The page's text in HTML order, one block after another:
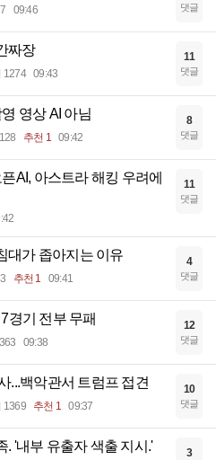
09:46 댓글
짜장
1274 09:43
11
댓글
영상 AI 아님
추천 1 09:42
8
댓글
AI, 아스트라 해킹 우려에
11
댓글
대가 좁아지는 이유
추천 1 09:41
4
댓글
경기 전부 무패
09:38
12
댓글
...백악관서 트럼프 접견
1369 추천 1 09:37
10
댓글
. '내부 유출자 색출 지시.' 3